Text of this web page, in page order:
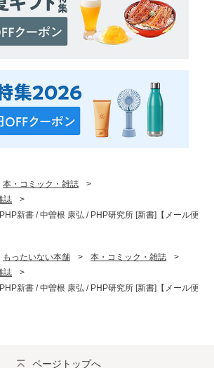
本・コミック・雑誌
>
誌
>
新書 / 中曽根 康弘 / PHP研究所 [新書]【メール便
もったいない本舗 > 本・コミック・雑誌
>
誌
>
新書 / 中曽根 康弘 / PHP研究所 [新書]【メール便
ページトップへ